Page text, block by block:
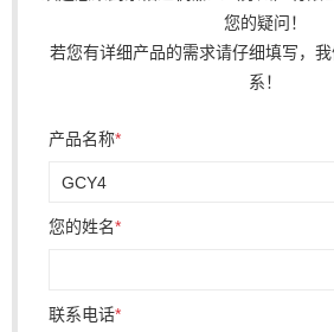
您的疑问！
若您有详细产品的需求请仔细填写，
系！
产品名称*
您的姓名*
联系电话*